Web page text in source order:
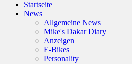
Startseite
News
Allgemeine News
Mike's Dakar Diary
Anzeigen
E-Bikes
Personality